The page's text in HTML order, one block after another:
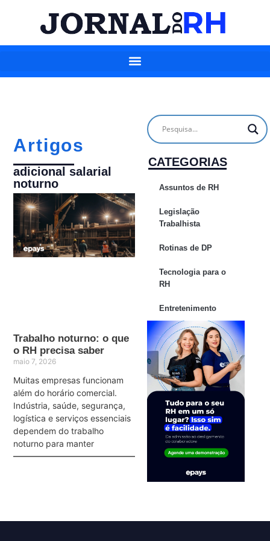
Artigos
adicional salarial
noturno
Trabalho noturno: o que
o RH precisa saber
maio 7, 2026
Muitas empresas funcionam
além do horário comercial.
Indústria, saúde, segurança,
logística e serviços essenciais
dependem do trabalho
noturno para manter
CATEGORIAS
Assuntos de RH
Legislação
Trabalhista
Rotinas de DP
Tecnologia para o
RH
Entretenimento